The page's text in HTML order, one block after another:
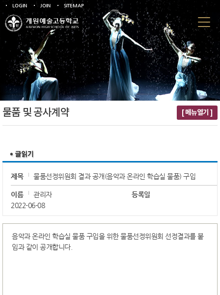
LOGIN JOIN SITEMAP
물품 및 공사계약 [ 메뉴열기 ]
제목 물품선정위원회 결과 공개(음악과 온라인 학습실 물품) 구입
이름 관리자
등록일
2022-06-08
음악과 온라인 학습실 물품 구입을 위한 물품선정위원회 선정결과를 붙
임과 같이 공개합니다.